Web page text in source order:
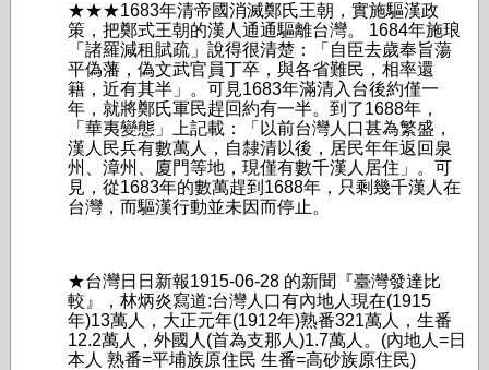
★★★1683年清帝國消滅鄭氏王朝，實施驅漢政
策，把鄭式王朝的漢人通通驅離台灣。 1684年施琅
「諸羅減租賦疏」說得很清楚：「自臣去歲奉旨蕩
平偽藩，偽文武官員丁卒­，與各省難民，相率還
籍，近有其半」。可見1683年滿清入台後約僅一
年，就將鄭氏軍­民趕回約有一半。到了1688年，
「華夷變態」上記載：「以前台灣人口甚為繁盛，
漢人­民兵有數萬人，自隸清以後，居民年年返回泉
州、漳州、廈門等地，現僅有數千漢人居住」­。可
見，從1683年的數萬趕到1688年，只剩幾千漢人在
台灣，而驅漢行動並未因而­停止。
★台灣日日新報1915-06-28 的新聞『臺灣發達比
較』，林炳炎寫道:台灣人口有內地人現在(1915
年)13萬人，­大正元年(1912年)熟番321萬人，生番
12.2萬人，外國人(首為支那人)1.­7萬人。(內地人=日
本人 熟番=平埔族原住民 生番=高砂族原住民)